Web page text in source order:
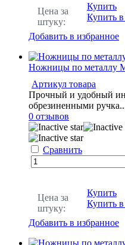
Цена за
штуку:
Купить
Купить
Добавить в избранное
Ножницы по металлу
Артикул товара
Прочный и удобный
обрезиненными
0 отзывов
Сравнить
Цена за
штуку:
Купить
Купить
Добавить в избранное